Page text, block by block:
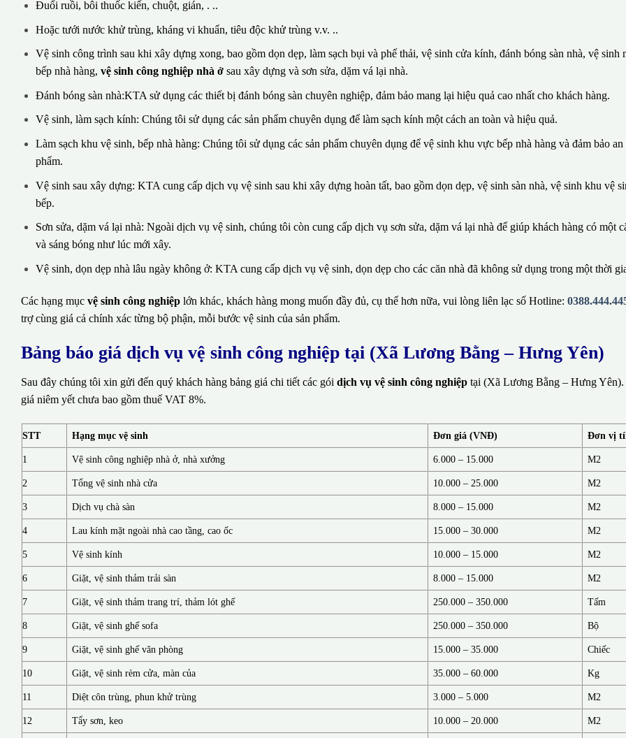
Đuổi ruồi, bôi thuốc kiến, chuột, gián, . ..
Hoặc tưới nước khử trùng, kháng vi khuẩn, tiêu độc khử trùng v.v. ..
Vệ sinh công trình sau khi xây dựng xong, bao gồm dọn dẹp, làm sạch bụi và phế thải, vệ sinh cửa kính, đánh bóng sàn nhà, vệ sinh
bếp nhà hàng, vệ sinh công nghiệp nhà ởsau xây dựng và sơn sửa, dặm vá lại nhà.
Đánh bóng sàn nhà:KTA sử dụng các thiết bị đánh bóng sàn chuyên nghiệp, đảm bảo mang lại hiệu quả cao nhất cho khách hàng.
Vệ sinh, làm sạch kính: Chúng tôi sử dụng các sản phẩm chuyên dụng để làm sạch kính một cách an toàn và hiệu quả.
Làm sạch khu vệ sinh, bếp nhà hàng: Chúng tôi sử dụng các sản phẩm chuyên dụng để vệ sinh khu vực bếp nhà hàng và đảm bảo
phẩm.
Vệ sinh sau xây dựng: KTA cung cấp dịch vụ vệ sinh sau khi xây dựng hoàn tất, bao gồm dọn dẹp, vệ sinh sàn nhà, vệ sinh khu vệ
bếp.
Sơn sửa, dặm vá lại nhà: Ngoài dịch vụ vệ sinh, chúng tôi còn cung cấp dịch vụ sơn sửa, dặm vá lại nhà để giúp khách hàng có một
và sáng bóng như lúc mới xây.
Vệ sinh, dọn dẹp nhà lâu ngày không ở: KTA cung cấp dịch vụ vệ sinh, dọn dẹp cho các căn nhà đã không sử dụng trong một thời
Các hạng mục vệ sinh công nghiệp lớn khác, khách hàng mong muốn đầy đủ, cụ thể hơn nữa, vui lòng liên lạc số Hotline:
trợ cùng giá cả chính xác từng bộ phận, mỗi bước vệ sinh của sản phẩm.
Bảng báo giá dịch vụ vệ sinh công nghiệp tại (Xã Lương Bằng – Hưng Yên)
Sau đây chúng tôi xin gửi đến quý khách hàng bảng giá chi tiết các gói dịch vụ vệ sinh công nghiệp tại (Xã Lương Bằng – Hưng Yên).
giá niêm yết chưa bao gồm thuế VAT 8%.
STT Hạng mục vệ sinh Đơn giá (VNĐ) Đơn vị
1 Vệ sinh công nghiệp nhà ở, nhà xưởng 6.000 – 15.000 M2
2 Tổng vệ sinh nhà cửa 10.000 – 25.000 M2
3 Dịch vụ chà sàn 8.000 – 15.000 M2
4 Lau kính mặt ngoài nhà cao tầng, cao ốc 15.000 – 30.000 M2
5 Vệ sinh kính 10.000 – 15.000 M2
6 Giặt, vệ sinh thảm trải sàn 8.000 – 15.000 M2
7 Giặt, vệ sinh thảm trang trí, thảm lót ghế 250.000 – 350.000 Tấm
8 Giặt, vệ sinh ghế sofa 250.000 – 350.000 Bộ
9 Giặt, vệ sinh ghế văn phòng 15.000 – 35.000 Chiếc
10 Giặt, vệ sinh rèm cửa, màn của 35.000 – 60.000 Kg
11 Diệt côn trùng, phun khử trùng 3.000 – 5.000 M2
12 Tẩy sơn, keo 10.000 – 20.000 M2